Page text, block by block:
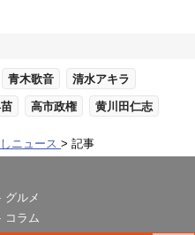
青木歌音 清水アキラ
高市政権 黄川田仁志
ニュース 記事
グルメ
コラム